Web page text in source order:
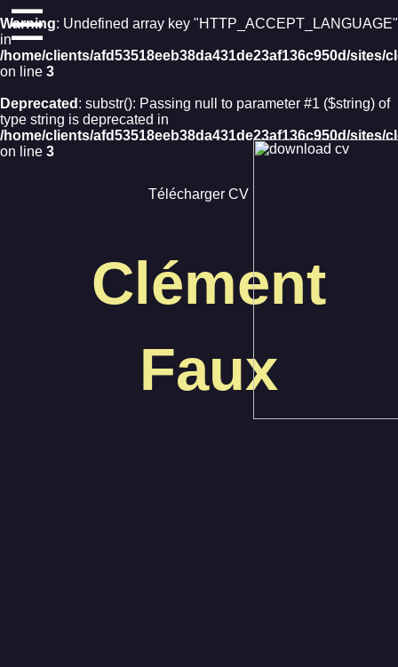
Warning: Undefined array key "HTTP_ACCEPT_LANGUAGE"
in
/home/clients/afd53518eeb38da431de23af136c950d/sites/
on line 3
Deprecated : substr(): Passing null to parameter #1 ($string) of
type string is deprecated in
/home/clients/afd53518eeb38da431de23af136c950d/sites/
on line 3
☰
Télécharger CV
Clément
Faux